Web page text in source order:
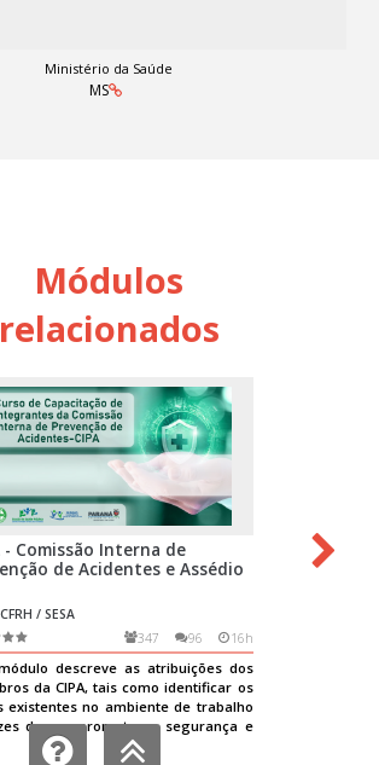
Ministério da Saúde
MS
Módulos
relacionados